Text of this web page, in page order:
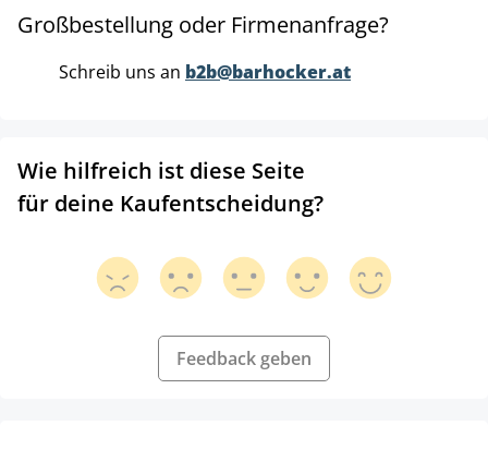
Großbestellung oder Firmenanfrage?
Schreib uns an b2b@barhocker.at
Wie hilfreich ist diese Seite
für deine Kaufentscheidung?
Feedback geben